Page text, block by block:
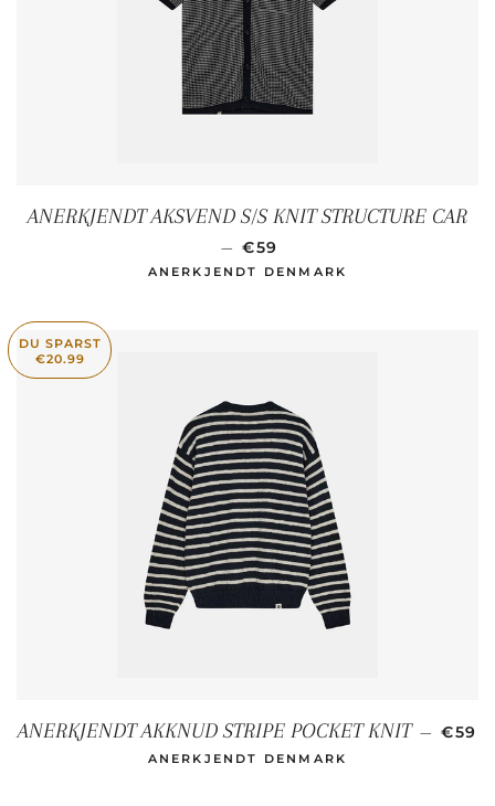
ANERKJENDT AKSVEND S/S KNIT STRUCTURE CAR
— NORMALER PREIS
€59
ANERKJENDT DENMARK
DU SPARST
€20.99
ANERKJENDT AKKNUD STRIPE POCKET KNIT — €59
ANERKJENDT DENMARK